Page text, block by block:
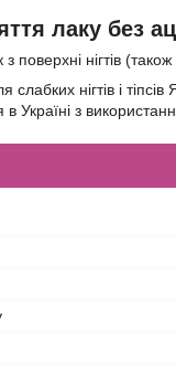
лаку без
поверхні нігтів (також
слабких нігтів і
Україні з